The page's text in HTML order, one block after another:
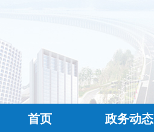
首页 政务动态